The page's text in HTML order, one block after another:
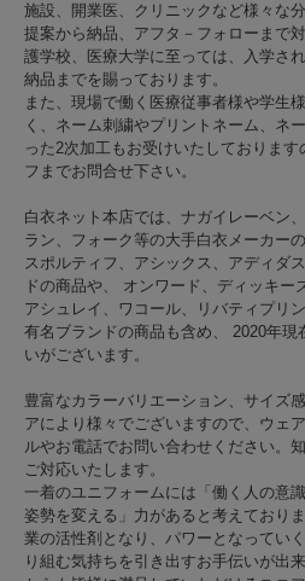
施設、開業医、クリニックなど様々な
提案から納品、アフタ－フォローまで
護学校、医療大学に至っては、入学さ
納品までを賜っております。
また、現場で働く医療従事者様や学生
く、ネーム刺繍やプリントネーム、ネ
った2次加工もお受けいたしておりま
フまでお問合せ下さい。
白衣ネット本店では、ナガイレーベン
ラン、フォーク等の大手白衣メーカー
スポルティフ、アシックス、アディダ
ドの商品や、 オンワード、ディッキー
アシュレイ、ワコール、リバティプリ
有名ブランドの商品も含め、 2020年現
いがございます。
豊富なカラーバリエーション、サイズ
アにより様々でございますので、ウェ
ルやお電話でお問い合わせください。
ご対応いたします。
一着のユニフォームには「働く人の意
姿勢を変える」力があると考えており
業の活性剤となり、パワーとなってい
り組む気持ちを引き出すお手伝いが出